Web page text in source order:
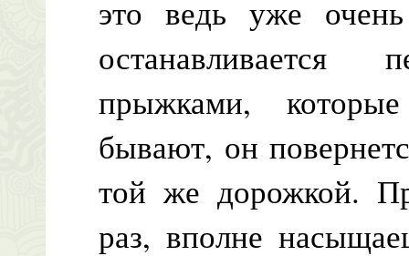
это ведь уже
прыжками,
бывают, он
той же дорожкой.
раз, вполне